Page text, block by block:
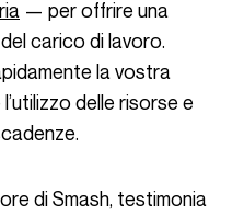
— per offrire una
carico di lavoro.
la vostra
delle risorse e